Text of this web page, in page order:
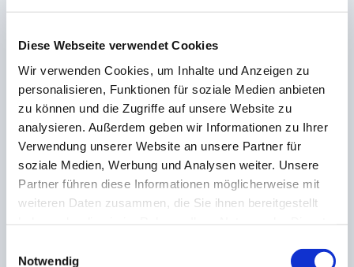
Diese Webseite verwendet Cookies
Wir verwenden Cookies, um Inhalte und Anzeigen zu
personalisieren, Funktionen für soziale Medien anbieten
zu können und die Zugriffe auf unsere Website zu
analysieren. Außerdem geben wir Informationen zu Ihrer
Verwendung unserer Website an unsere Partner für
soziale Medien, Werbung und Analysen weiter. Unsere
Partner führen diese Informationen möglicherweise mit
weiteren Daten zusammen, die Sie ihnen bereitgestellt
Notwendig
AKTIE:
VORHERIGE
Finanzdirektor beim HSV!
Saarländer Eric Huwer
jongliert mit den Zahlen
NÄCHSTE
Fahrplan des FC 08
Homburg für die
Wintervorbereitung
ZUSAMMENHÄNGENDE POSTS